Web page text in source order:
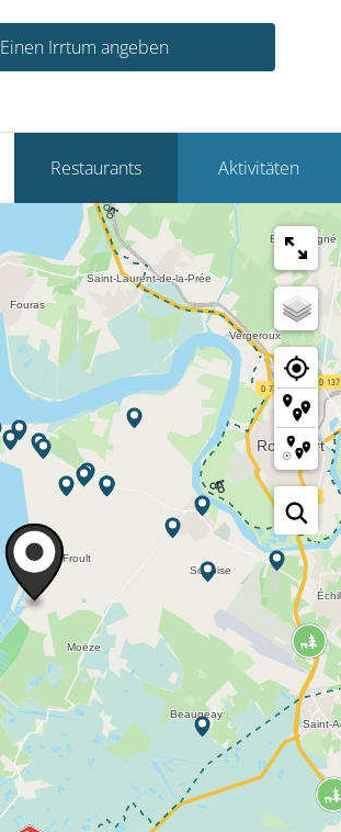
Einen Irrtum angeben
Restaurants Aktivitäten